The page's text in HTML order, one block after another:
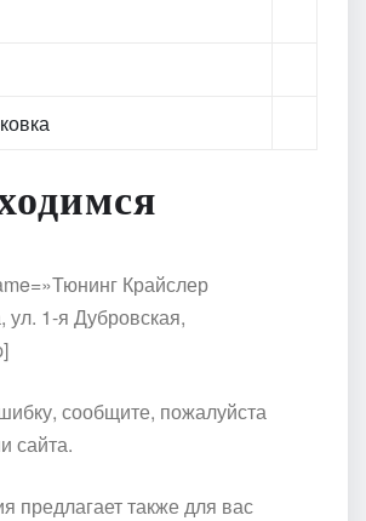
Крайслер
1-я Дубровская,
сообщите, пожалуйста
сайта.
предлагает также для вас